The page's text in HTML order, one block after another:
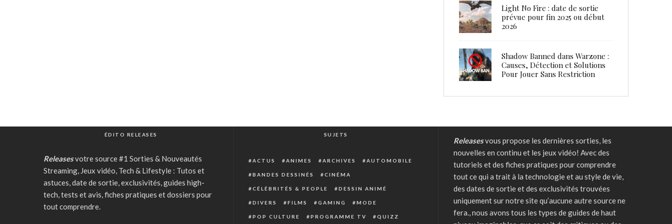
Light No Fire : date de sortie
prévue pour fin 2025 ou début
2026
Shadow Banned dans Warzone :
Causes, Détection et Solutions
Pour Jouer Sans Restriction
ÉDITO RELEASES
Releasesvotre source #1 Sorties & Nouveautés
Streaming, Jeux vidéo, Tech & Lifestyle : Tutos et
astuces, date de sortie, exclusivités, guides high-
tech, tests et avis, fiches pratiques et dossiers pour
tout comprendre.
SUJETS
ACTUS ANIMES ARCHIVES AUTOMOBILE
BANDES DESSINÉS CINÉMA
CÉLÉBRITÉS & PEOPLE DESSIN ANIMÉ
DIVERS FILMS GAMING MODE
POP CULTURE PROGRAMME TV QUIZZ
Releasesvous propose les dernières sorties, les
nouvelles en continu et les jeux vidéo! Avec des
tutoriels et des fiches pratiques pour comprendre
tout ce qui a trait à la technologie et au style de vie,
des dates de sortie et des exclusivités trouvées
uniquement sur notre site qu’aucune autre source ne
fera., nous avons tous les types de guides de haut